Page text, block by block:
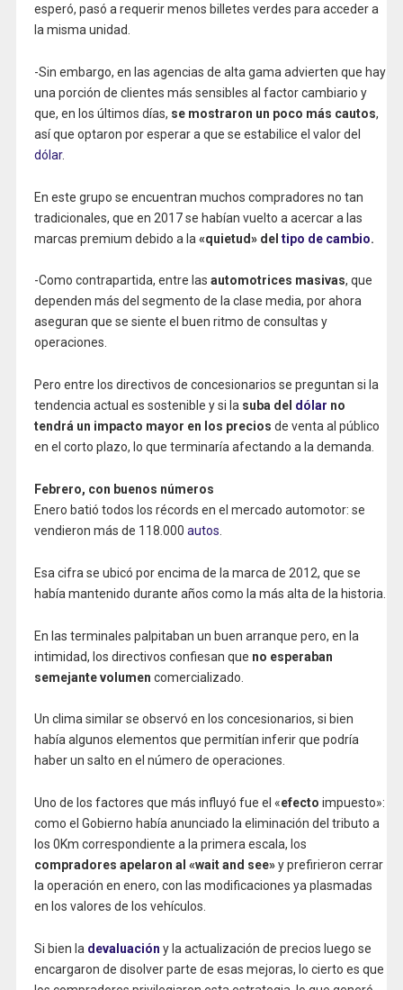
esperó, pasó a requerir menos billetes verdes para acceder a
la misma unidad.
-Sin embargo, en las agencias de alta gama advierten que hay
una porción de clientes más sensibles al factor cambiario y
que, en los últimos días, se mostraron un poco más cautos,
así que optaron por esperar a que se estabilice el valor del
dólar.
En este grupo se encuentran muchos compradores no tan
tradicionales, que en 2017 se habían vuelto a acercar a las
marcas premium debido a la «quietud» del tipo de cambio.
-Como contrapartida, entre las automotrices masivas, que
dependen más del segmento de la clase media, por ahora
aseguran que se siente el buen ritmo de consultas y
operaciones.
Pero entre los directivos de concesionarios se preguntan si la
tendencia actual es sostenible y si la suba del dólar no
tendrá un impacto mayor en los precios de venta al público
en el corto plazo, lo que terminaría afectando a la demanda.
Febrero, con buenos números
Enero batió todos los récords en el mercado automotor: se
vendieron más de 118.000 autos
Esa cifra se ubicó por encima de la marca de 2012, que se
había mantenido durante años como la más alta de la historia.
En las terminales palpitaban un buen arranque pero, en la
intimidad, los directivos confiesan que no esperaban
semejante volumen comercializado.
Un clima similar se observó en los concesionarios, si bien
había algunos elementos que permitían inferir que podría
haber un salto en el número de operaciones.
Uno de los factores que más influyó fue el «efecto impuesto»:
como el Gobierno había anunciado la eliminación del tributo a
los 0Km correspondiente a la primera escala, los
compradores apelaron al «wait and see»y prefirieron cerrar
la operación en enero, con las modificaciones ya plasmadas
en los valores de los vehículos.
Si bien la devaluación y la actualización de precios luego se
encargaron de disolver parte de esas mejoras, lo cierto es que